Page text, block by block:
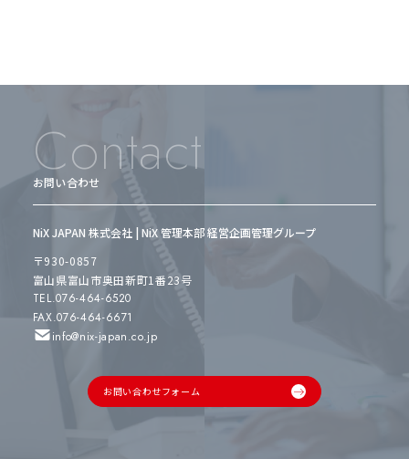
Contact
お問い合わせ
NiX JAPAN 株式会社 | NiX 管理本部 経営企画管理グループ
〒930-0857
富山県富山市奥田新町1番23号
TEL.076-464-6520
FAX.076-464-6671
info@nix-japan.co.jp
お問い合わせフォーム